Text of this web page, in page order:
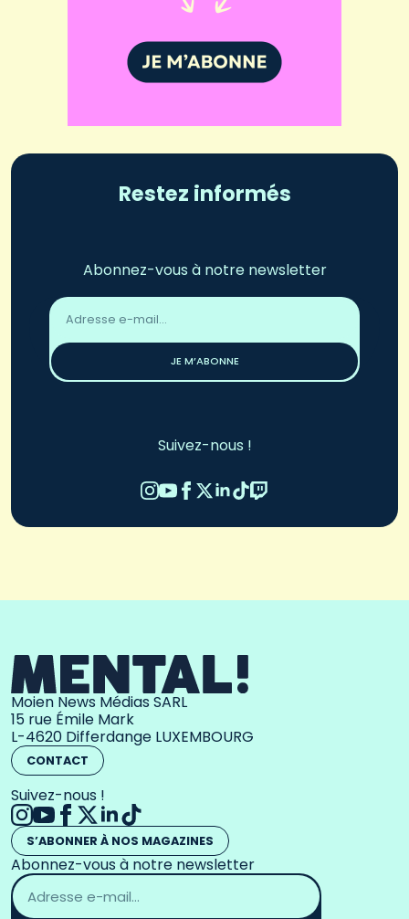
Restez informés
Abonnez-vous à notre newsletter
Adresse
email
JE M’ABONNE
Suivez-nous !
Moien News Médias SARL
15 rue Émile Mark
L-4620 Differdange LUXEMBOURG
CONTACT
Suivez-nous !
S’ABONNER À NOS MAGAZINES
Abonnez-vous à notre newsletter
Adresse
email
*